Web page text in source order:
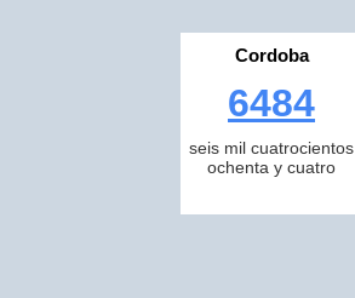
Cordoba
6484
seis mil cuatrocientos
ochenta y cuatro